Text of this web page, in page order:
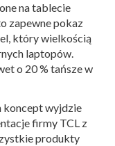
na tablecie
zapewne pokaz
który wielkością
laptopów.
o 20 % tańsze w
koncept wyjdzie
firmy TCL z
produkty